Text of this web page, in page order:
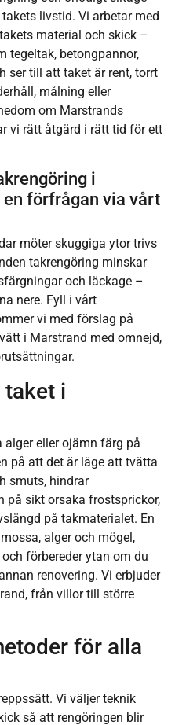
livstid. Vi arbetar med
material och skick –
tegeltak, betongpannor,
ser till att taket är rent, torrt
målning eller
om Marstrands
vi rätt åtgärd i rätt tid för ett
i
en förfrågan via vårt
möter skuggiga ytor trivs
takrengöring minskar
och läckage –
nere. Fyll i vårt
vi med förslag på
i Marstrand med omnejd,
taket i
alger eller ojämn färg på
på att det är läge att tvätta
smuts, hindrar
på sikt orsaka frostsprickor,
på takmaterialet. En
alger och mögel,
förbereder ytan om du
renovering. Vi erbjuder
från villor till större
för alla
Vi väljer teknik
så att rengöringen blir